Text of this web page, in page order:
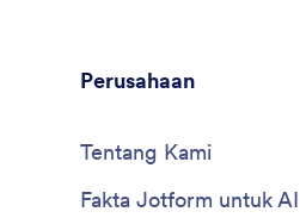
Perusahaan
Tentang Kami
Fakta Jotform untuk AI